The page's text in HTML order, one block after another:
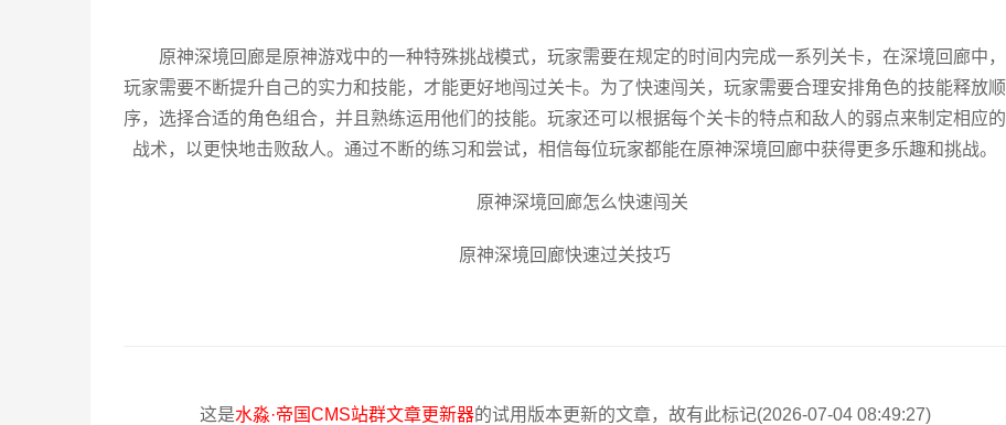
原神深境回廊是原神游戏中的一种特殊挑战模式，玩家需要在规定的时间内完成一系列关卡，在深境回廊中，
玩家需要不断提升自己的实力和技能，才能更好地闯过关卡。为了快速闯关，玩家需要合理安排角色的技能释放顺
序，选择合适的角色组合，并且熟练运用他们的技能。玩家还可以根据每个关卡的特点和敌人的弱点来制定相应的
战术，以更快地击败敌人。通过不断的练习和尝试，相信每位玩家都能在原神深境回廊中获得更多乐趣和挑战。
原神深境回廊怎么快速闯关
原神深境回廊快速过关技巧
这是水淼·帝国CMS站群文章更新器的试用版本更新的文章，故有此标记(2026-07-04 08:49:27)